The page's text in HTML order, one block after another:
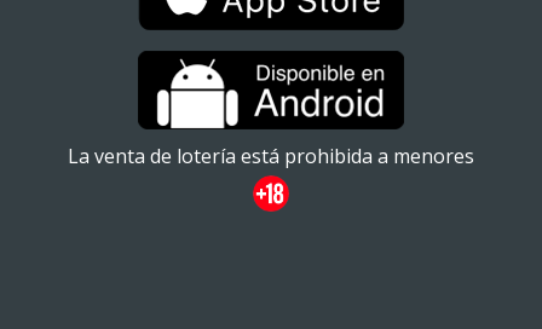
La venta de lotería está prohibida a menores